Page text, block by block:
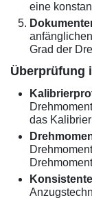
eine
Grad der
Überprüfung
das